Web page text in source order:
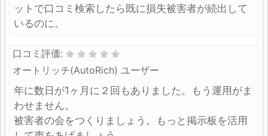
ットで口コミ検索したら既に損失被害者が続出して
いるのに。
口コミ評価:
オートリッチ(AutoRich) ユーザー
年に数日が1ヶ月に２回もありました。もう運用がま
わせません。
被害者の会をつくりましょう。もっと掲示板を活用